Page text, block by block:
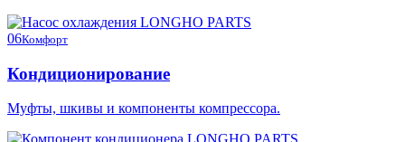
06Комфорт
Кондиционирование
Муфты, шкивы и компоненты компрессора.